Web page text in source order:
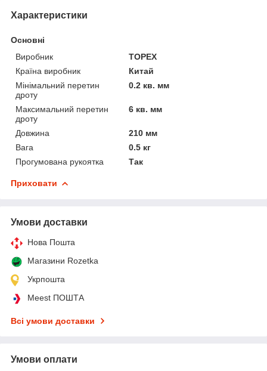
Характеристики
Основні
Виробник
TOPEX
Країна виробник
Китай
Мінімальний перетин
дроту
0.2 кв. мм
Максимальний перетин
дроту
6 кв. мм
Довжина
210 мм
Вага
0.5 кг
Прогумована рукоятка
Так
Приховати
Умови доставки
Нова Пошта
Магазини Rozetka
Укрпошта
Meest ПОШТА
Всі умови доставки
Умови оплати